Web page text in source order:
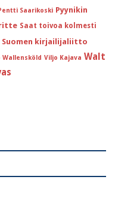
Saarikoski Pyynikin
Saat toivoa kolmesti
Suomen kirjailijaliitto
Wallensköld Viljo Kajava Walt